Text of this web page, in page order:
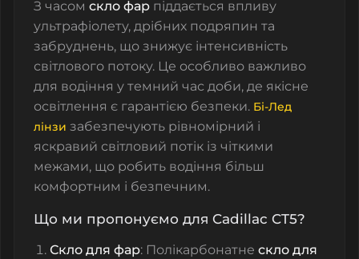
З часом скло фар піддається впливу
ультрафіолету, дрібних подряпин та
забруднень, що знижує інтенсивність
світлового потоку. Це особливо важливо
для водіння у темний час доби, де якісне
освітлення є гарантією безпеки. Бі-Лед
лінзи забезпечують рівномірний і
яскравий світловий потік із чіткими
межами, що робить водіння більш
комфортним і безпечним.
Що ми пропонуємо для Cadillac CT5?
Скло для фар: Полікарбонатне скло для